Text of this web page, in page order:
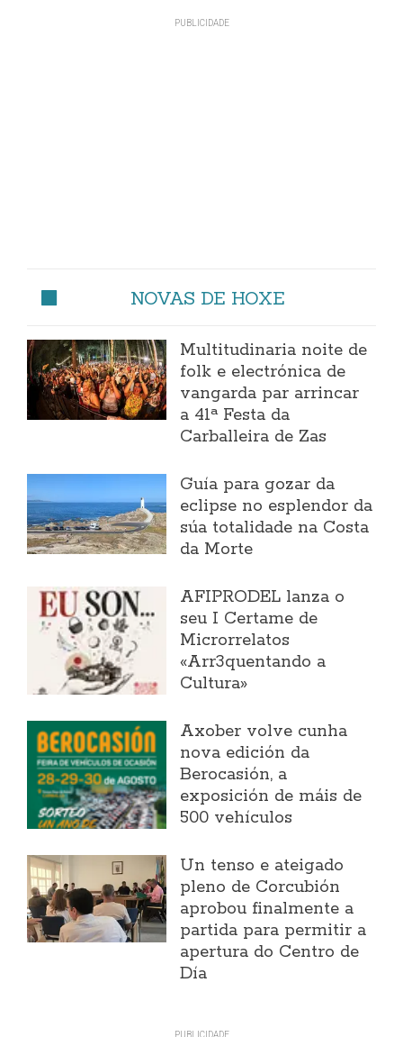
NOVAS DE HOXE
Multitudinaria noite de
folk e electrónica de
vangarda par arrincar
a 41ª Festa da
Carballeira de Zas
Guía para gozar da
eclipse no esplendor da
súa totalidade na Costa
da Morte
AFIPRODEL lanza o
seu I Certame de
Microrrelatos
«Arr3quentando a
Cultura»
Axober volve cunha
nova edición da
Berocasión, a
exposición de máis de
500 vehículos
Un tenso e ateigado
pleno de Corcubión
aprobou finalmente a
partida para permitir a
apertura do Centro de
Día